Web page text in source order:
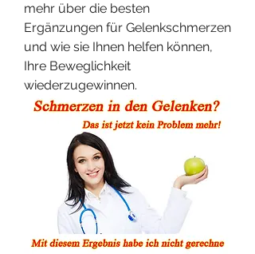
mehr über die besten
Ergänzungen für Gelenkschmerzen
und wie sie Ihnen helfen können,
Ihre Beweglichkeit
wiederzugewinnen.